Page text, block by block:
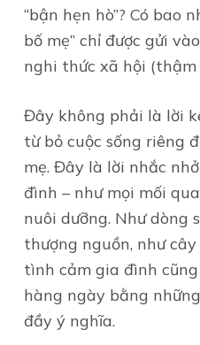
“bận hẹn hò”? Có bao
bố mẹ” chỉ được gửi
nghi thức xã hội (thậm
Đây không phải là lời
từ bỏ cuộc sống riêng
mẹ. Đây là lời nhắc
đình – như mọi mối
nuôi dưỡng. Như dòng
thượng nguồn, như
tình cảm gia đình
hàng ngày bằng
đầy ý nghĩa.